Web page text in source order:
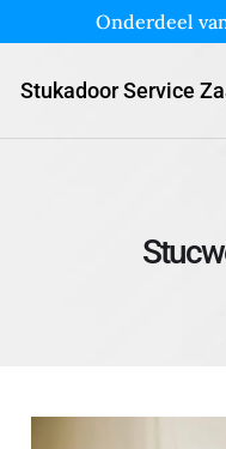
Onderdeel
Stukadoor Service